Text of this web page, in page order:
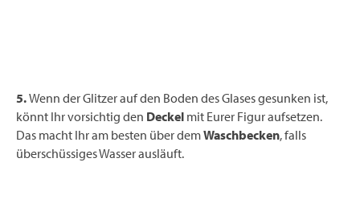
5.Wenn der Glitzer auf den Boden des Glases gesunken ist,
könnt Ihr vorsichtig den Deckel mit Eurer Figur aufsetzen.
Das macht Ihr am besten über demWaschbecken, falls
überschüssiges Wasser ausläuft.